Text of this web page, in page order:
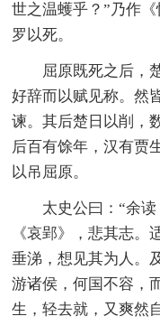
世之温蠖乎？”乃作
罗以死。
屈原既死之后，楚
好辞而以赋见称。然
谏。其后楚日以削，
后百有馀年，汉有贾
以吊屈原。
太史公曰：“余读
《哀郢》，悲其志。
垂涕，想见其为人。
游诸侯，何国不容，
生，轻去就，又爽然